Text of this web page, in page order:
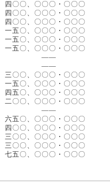
、〇〇〇・〇〇〇
、〇〇〇・〇〇〇
、〇〇〇・〇〇〇
、〇〇〇・〇〇〇
、〇〇〇・〇〇〇
〇〇〇・〇〇〇
月 ――
――
、〇〇〇・〇〇〇
、〇〇〇・〇〇〇
、〇〇〇・〇〇〇
、〇〇〇・〇〇〇
――
、〇〇〇・〇〇〇
、〇〇〇・〇〇〇
、〇〇〇・〇〇〇
、〇〇〇・〇〇〇
〇〇〇・〇〇〇